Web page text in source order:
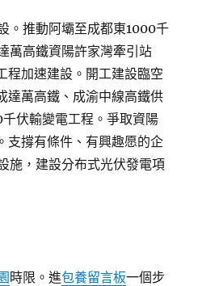
。推動阿壩至成都東1000千
萬高鐵資陽許家灣牽引站
程加速建設。開工建設臨空
達萬高鐵、成渝中線高鐵供
伏輸變電工程。爭取資陽
撐有條件、有興趣愿的企
施，建設分布式光伏發電項
時限。進包養留言板一個步